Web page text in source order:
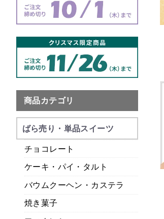
商品カテゴリ
ばら売り・単品スイーツ
チョコレート
ケーキ・パイ・タルト
バウムクーヘン・カステラ
焼き菓子